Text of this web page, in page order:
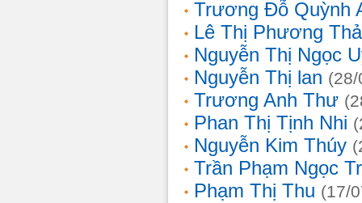
Trương Đỗ Quỳnh
Lê Thị Phương
Nguyễn Thị Ngọc
Nguyễn Thị lan
Trương Anh Thư
Phan Thị Tịnh Nhi
Nguyễn Kim Thúy
Trần Phạm Ngọc
Phạm Thị Thu (17/